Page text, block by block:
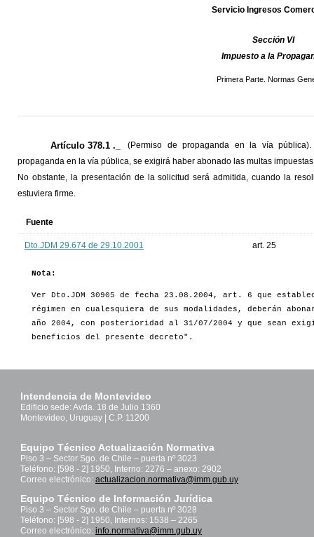
Servicio Ingresos
Sección VI
Impuesto a la
Primera Parte. Normas
Artículo 378.1 ._
(Permiso de propaganda en la vía
propaganda en la vía pública, se exigirá haber abonado las multas
No obstante, la presentación de la solicitud será admitida, cuando la
estuviera firme.
Fuente
Dto.JDM 29.674 de 29.10.2001 art. 25
Nota:
Ver Dto.JDM 30905 de fecha 23.08.2004, art. 6 que
régimen en cualesquiera de sus modalidades, deberán
año 2004, con posterioridad al 31/07/2004 y que sean
beneficios del presente decreto".
Intendencia de Montevideo
Edificio sede: Avda. 18 de Julio 1360
Montevideo, Uruguay | C.P. 11200
Equipo Técnico Actualización Normativa
Piso 3 – Sector Sgo. de Chile – puerta nº 3023
Teléfono: [598 - 2] 1950, Interno: 2276 – anexo: 2902
Correo electrónico: actualizacion.normativa@imm.gub.uy
Equipo Técnico de Información Jurídica
Piso 3 – Sector Sgo. de Chile – puerta nº 3028
Teléfono: [598 - 2] 1950, Internos: 1538 – 2265
Correo electrónico: info.normativa@imm.gub.uy